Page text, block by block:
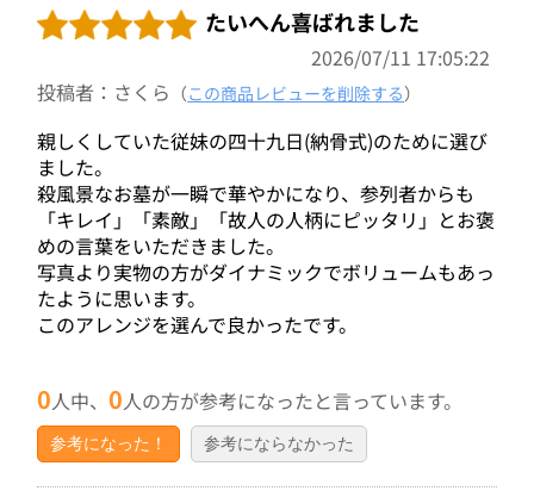
たいへん喜ばれました
2026/07/11 17:05:22
投稿者：さくら （この商品レビューを削除する）
親しくしていた従妹の四十九日(納骨式)のために選び
ました。
殺風景なお墓が一瞬で華やかになり、参列者からも
「キレイ」「素敵」「故人の人柄にピッタリ」とお褒
めの言葉をいただきました。
写真より実物の方がダイナミックでボリュームもあっ
たように思います。
このアレンジを選んで良かったです。
0人中、0人の方が参考になったと言っています。
参考になった！ 参考にならなかった